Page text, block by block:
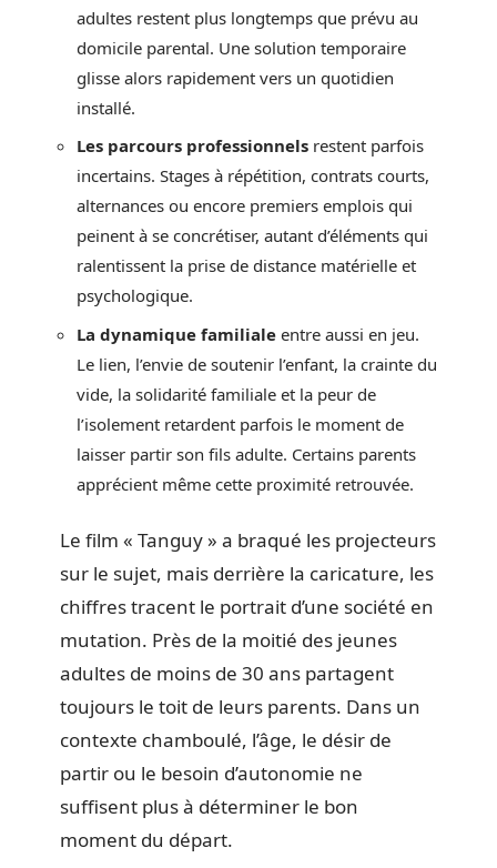
adultes restent plus longtemps que prévu au
domicile parental. Une solution temporaire
glisse alors rapidement vers un quotidien
installé.
Les parcours professionnels restent parfois
incertains. Stages à répétition, contrats courts,
alternances ou encore premiers emplois qui
peinent à se concrétiser, autant d’éléments qui
ralentissent la prise de distance matérielle et
psychologique.
La dynamique familiale entre aussi en jeu.
Le lien, l’envie de soutenir l’enfant, la crainte du
vide, la solidarité familiale et la peur de
l’isolement retardent parfois le moment de
laisser partir son fils adulte. Certains parents
apprécient même cette proximité retrouvée.
Le film « Tanguy » a braqué les projecteurs
sur le sujet, mais derrière la caricature, les
chiffres tracent le portrait d’une société en
mutation. Près de la moitié des jeunes
adultes de moins de 30 ans partagent
toujours le toit de leurs parents. Dans un
contexte chamboulé, l’âge, le désir de
partir ou le besoin d’autonomie ne
suffisent plus à déterminer le bon
moment du départ.